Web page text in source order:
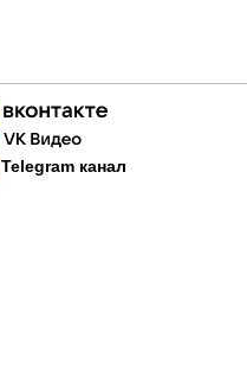
Telegram канал